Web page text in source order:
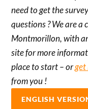
need to get the
questions ? We are
Montmorillon, with
site for more
place to start – orget
from you !